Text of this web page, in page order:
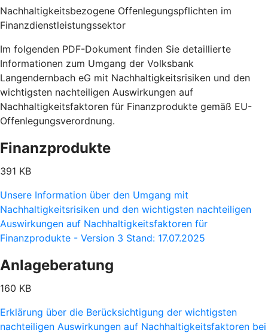
Nachhaltigkeitsbezogene Offenlegungspflichten im
Finanzdienstleistungssektor
Im folgenden PDF-Dokument finden Sie detaillierte
Informationen zum Umgang der Volksbank
Langendernbach eG mit Nachhaltigkeitsrisiken und den
wichtigsten nachteiligen Auswirkungen auf
Nachhaltigkeitsfaktoren für Finanzprodukte gemäß EU-
Offenlegungsverordnung.
Finanzprodukte
391 KB
Unsere Information über den Umgang mit
Nachhaltigkeitsrisiken und den wichtigsten nachteiligen
Auswirkungen auf Nachhaltigkeitsfaktoren für
Finanzprodukte - Version 3 Stand: 17.07.2025
Anlageberatung
160 KB
Erklärung über die Berücksichtigung der wichtigsten
nachteiligen Auswirkungen auf Nachhaltigkeitsfaktoren bei